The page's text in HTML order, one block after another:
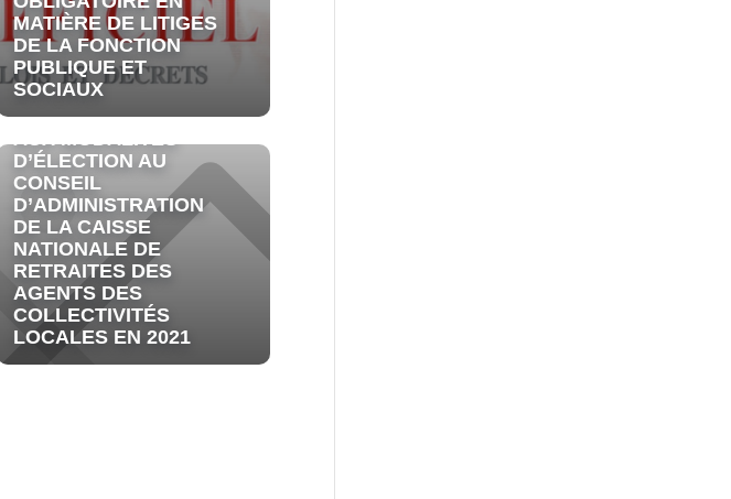
MATIÈRE DE LITIGES
DE LA FONCTION
PUBLIQUE ET
SOCIAUX
ARRÊTÉ RELATIF
AUX MODALITÉS
D’ÉLECTION AU
CONSEIL
D’ADMINISTRATION
DE LA CAISSE
NATIONALE DE
RETRAITES DES
AGENTS DES
COLLECTIVITÉS
LOCALES EN 2021